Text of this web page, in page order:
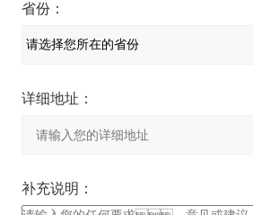
省份：
详细地址：
补充说明：